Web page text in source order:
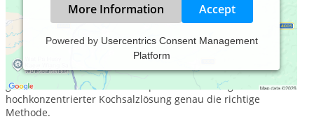
More Information Accept
Powered by Usercentrics Consent Management
Platform
Sie leiden unter Krampf­adern und Besen­rei­sern und wollen
schon lange etwas da­gegen tun, dann ist das von mir an­
gewan­dte Ver­fah­ren der Krampf­ader­ent­fer­nung mittels
hoch­kon­zen­trierter Koch­salz­lösung genau die richtige
Methode.